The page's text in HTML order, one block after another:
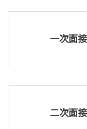
一次面
二次面